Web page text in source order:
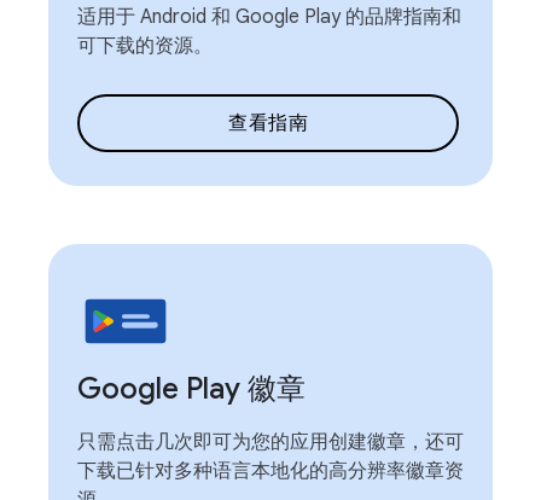
适用于 Android 和 Google Play 的品牌指南和
可下载的资源。
查看指南
Google Play 徽章
只需点击几次即可为您的应用创建徽章，还可
下载已针对多种语言本地化的高分辨率徽章资